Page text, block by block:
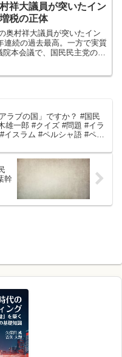
祥大議員が突いたイン
税の正体
奥村祥大議員が突いたイン
連続の過去最高。一方で実質
本会議で、国民民主党の奥
ラブの国」ですか？ #国民
雄一郎 #クイズ #問題 #イラ
イスラム #ペルシャ語 #ペル
幹